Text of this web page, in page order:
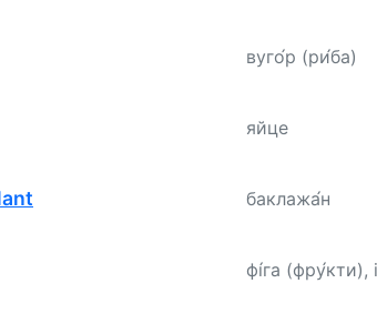
вуго́р (ри́ба)
яйце
баклажа́н
фі́га (фру́кти),